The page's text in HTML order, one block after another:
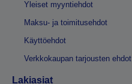
Yleiset myyntiehdot
Maksu- ja toimitusehdot
Käyttöehdot
Verkkokaupan tarjousten ehdot
Lakiasiat